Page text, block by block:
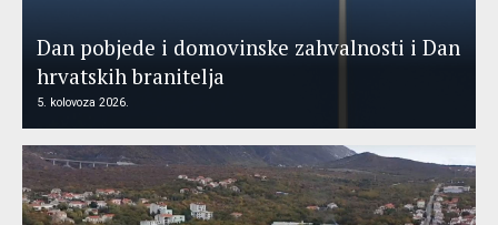
Dan pobjede i domovinske zahvalnosti i Dan
hrvatskih branitelja
5. kolovoza 2026.